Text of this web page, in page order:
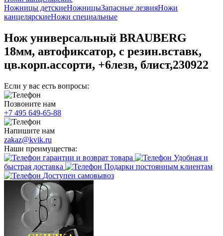
Ножницы детскиеНожницыЗапасные лезвияНожи
канцелярскиеНожи специальные
Нож универсальный BRAUBERG
18мм, автофиксатор, с резин.вставк,
цв.корп.ассорти, +6лезв, блист,230922
Если у вас есть вопросы:
Позвоните нам
+7 495 649-65-88
Напишите нам
zakaz@kvik.ru
Наши преимущества:
гарантии и возврат товара
Удобная и
быстрая доставка
Подарки постоянным клиентам
Доступен самовывоз